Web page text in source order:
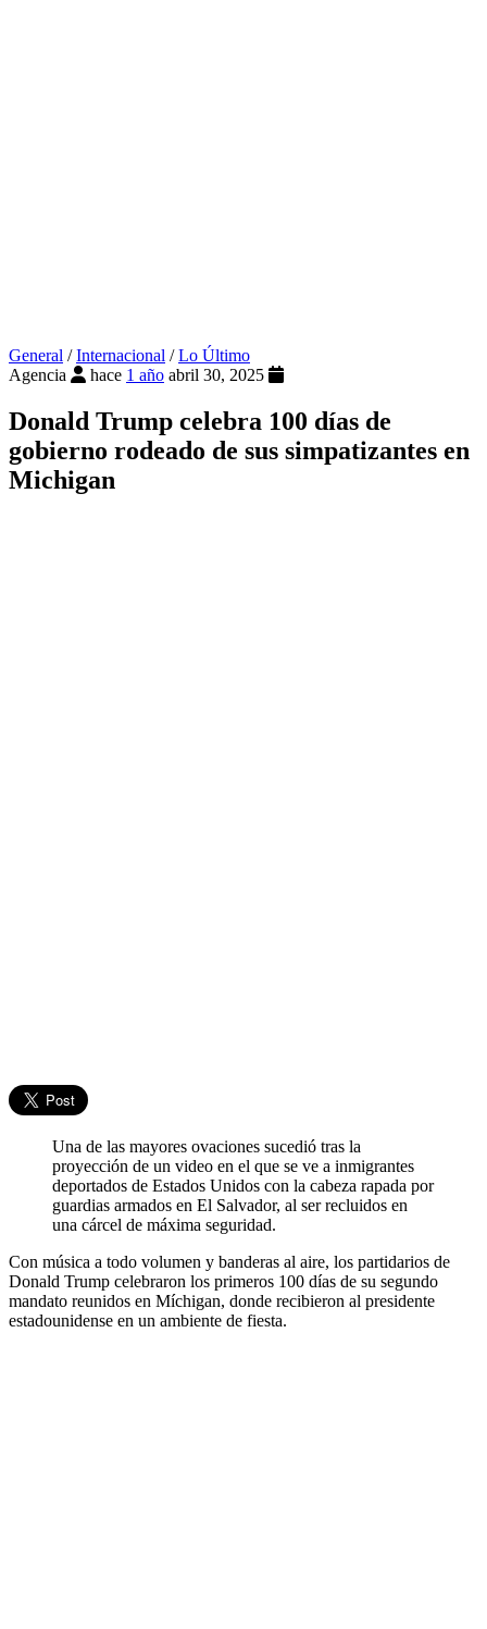
General /Internacional /Lo Último
Agencia
hace 1 año abril 30, 2025
Donald Trump celebra 100 días de
gobierno rodeado de sus simpatizantes en
Michigan
Una de las mayores ovaciones sucedió tras la
proyección de un video en el que se ve a inmigrantes
deportados de Estados Unidos con la cabeza rapada por
guardias armados en El Salvador, al ser recluidos en
una cárcel de máxima seguridad.
Con música a todo volumen y banderas al aire, los partidarios de
Donald Trump celebraron los primeros 100 días de su segundo
mandato reunidos en Míchigan, donde recibieron al presidente
estadounidense en un ambiente de fiesta.